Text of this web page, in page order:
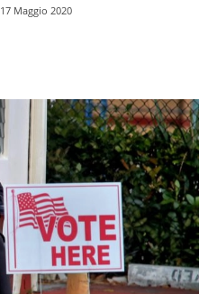
17 Maggio 2020